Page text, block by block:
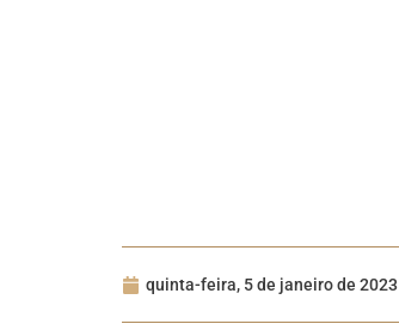
quinta-feira, 5 de janeiro de 2023